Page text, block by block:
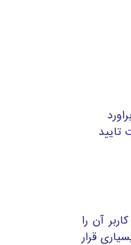
تایید
آن را
قرار